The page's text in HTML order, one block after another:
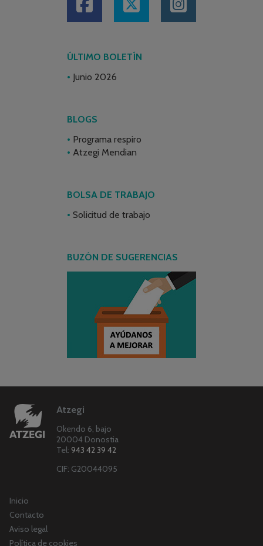
ÚLTIMO BOLETÍN
Junio 2026
BLOGS
Programa respiro
Atzegi Mendian
BOLSA DE TRABAJO
Solicitud de trabajo
BUZÓN DE SUGERENCIAS
Atzegi
Okendo 6, bajo
20004 Donostia
Tel: 943 42 39 42
CIF: G20044095
Inicio
Contacto
Aviso legal
Política de cookies